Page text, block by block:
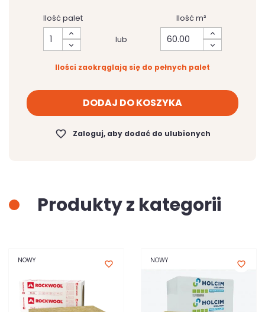
Ilość palet
lub
Ilość m²
Ilości zaokrąglają się do pełnych palet
DODAJ DO KOSZYKA
favorite_border Zaloguj, aby dodać do ulubionych
Produkty z kategorii
NOWY favorite_border NOWY favorite_border